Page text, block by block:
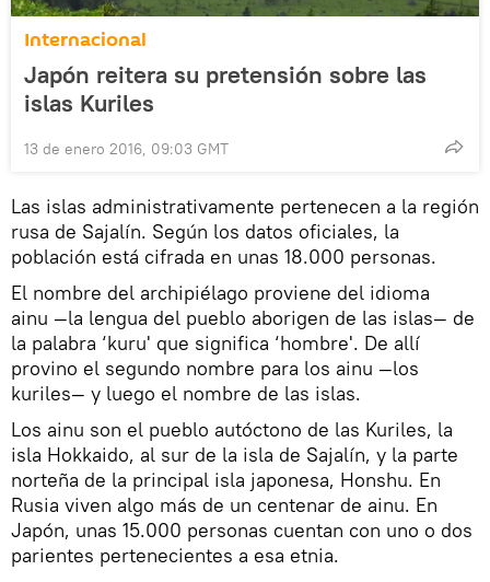
Internacional
Japón reitera su pretensión sobre las
islas Kuriles
13 de enero 2016, 09:03 GMT
Las islas administrativamente pertenecen a la región
rusa de Sajalín. Según los datos oficiales, la
población está cifrada en unas 18.000 personas.
El nombre del archipiélago proviene del idioma
ainu —la lengua del pueblo aborigen de las islas— de
la palabra ‘kuru' que significa ‘hombre'. De allí
provino el segundo nombre para los ainu —los
kuriles— y luego el nombre de las islas.
Los ainu son el pueblo autóctono de las Kuriles, la
isla Hokkaido, al sur de la isla de Sajalín, y la parte
norteña de la principal isla japonesa, Honshu. En
Rusia viven algo más de un centenar de ainu. En
Japón, unas 15.000 personas cuentan con uno o dos
parientes pertenecientes a esa etnia.